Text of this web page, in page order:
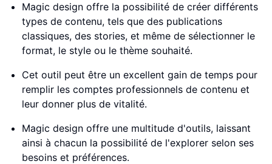
Magic design offre la possibilité de créer différents
types de contenu, tels que des publications
classiques, des stories, et même de sélectionner le
format, le style ou le thème souhaité.
Cet outil peut être un excellent gain de temps pour
remplir les comptes professionnels de contenu et
leur donner plus de vitalité.
Magic design offre une multitude d'outils, laissant
ainsi à chacun la possibilité de l'explorer selon ses
besoins et préférences.